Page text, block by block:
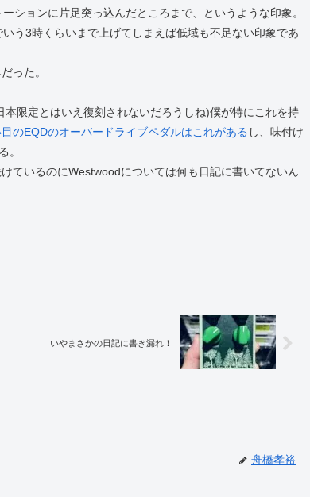
ションに片足突っ込んだところまで、というような印象。
う3時くらいまで上げてしまえば低域も不足ない印象であ
った。
限定とはいえ復刻されないだろうしね)僕が特にこれを持
のEQDのオーバードライブペダルはこれがある し、味付け
。
ているのにWestwoodについては何も日記に書いてないん
いやまさかの日記に書き漏れ！
舟橋孝裕